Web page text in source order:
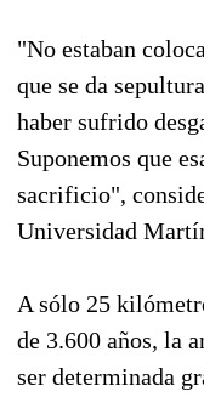
"No estaban
que se da
haber sufrido
Suponemos que
sacrificio",
Universidad
A sólo 25
de 3.600 años, la
ser determinada